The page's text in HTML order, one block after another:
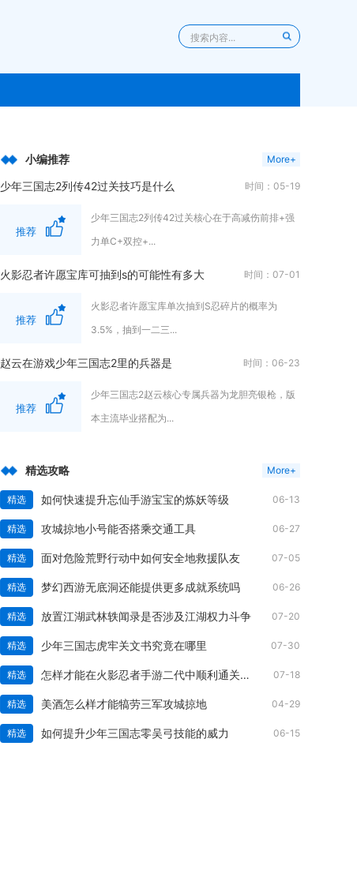
小编推荐 More+
少年三国志2列传42过关技巧是什么 时间：05-19
推荐
少年三国志2列传42过关核心在于高减伤前排+强
力单C+双控+...
火影忍者许愿宝库可抽到s的可能性有多大 时间：07-01
推荐
火影忍者许愿宝库单次抽到S忍碎片的概率为
3.5%，抽到一二三...
赵云在游戏少年三国志2里的兵器是 时间：06-23
推荐
少年三国志2赵云核心专属兵器为龙胆亮银枪，版
本主流毕业搭配为...
精选攻略 More+
精选 如何快速提升忘仙手游宝宝的炼妖等级 06-13
精选 攻城掠地小号能否搭乘交通工具 06-27
精选 面对危险荒野行动中如何安全地救援队友 07-05
精选 梦幻西游无底洞还能提供更多成就系统吗 06-26
精选 放置江湖武林轶闻录是否涉及江湖权力斗争 07-20
精选 少年三国志虎牢关文书究竟在哪里 07-30
精选 怎样才能在火影忍者手游二代中顺利通关压场 07-18
精选 美酒怎么样才能犒劳三军攻城掠地 04-29
精选 如何提升少年三国志零吴弓技能的威力 06-15